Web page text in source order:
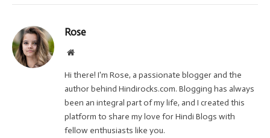
Rose
Website
Hi there! I'm Rose, a passionate blogger and the
author behind Hindirocks.com. Blogging has always
been an integral part of my life, and I created this
platform to share my love for Hindi Blogs with
fellow enthusiasts like you.